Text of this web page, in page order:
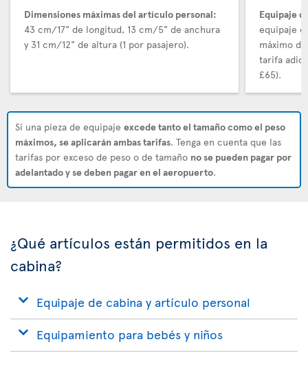
Dimensiones máximas del artículo personal:
43 cm/17" de longitud, 13 cm/5" de anchura
y 31 cm/12" de altura (1 por pasajero).
Equipaje
equipaje
máximo
tarifa
£65).
Si una pieza de equipaje excede tanto el tamaño como el peso
máximos, se aplicarán ambas tarifas. Tenga en cuenta que las
tarifas por exceso de peso o de tamaño no se pueden pagar por
adelantado y se deben pagar en el aeropuerto.
¿Qué artículos están permitidos en la
cabina?
Equipaje de cabina y artículo personal
Equipamiento para bebés y niños